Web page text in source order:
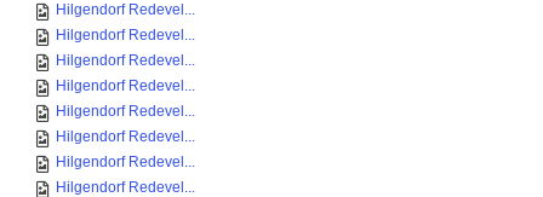
Hilgendorf Redevel...
Hilgendorf Redevel...
Hilgendorf Redevel...
Hilgendorf Redevel...
Hilgendorf Redevel...
Hilgendorf Redevel...
Hilgendorf Redevel...
Hilgendorf Redevel...